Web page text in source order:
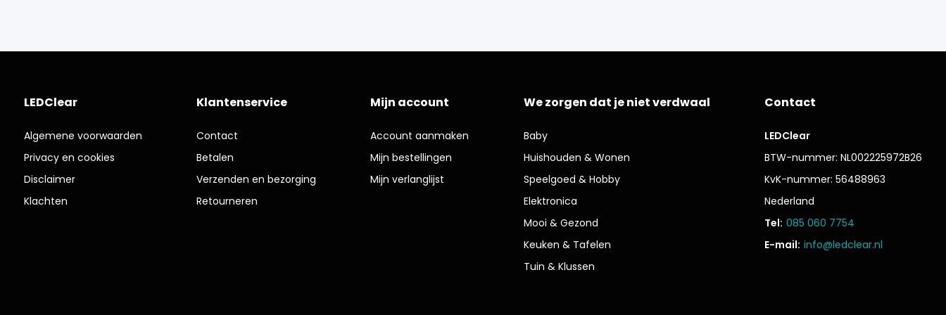
LEDClear
Algemene voorwaarden
Privacy en cookies
Disclaimer
Klachten
Klantenservice
Contact
Betalen
Verzenden en bezorging
Retourneren
Mijn account
Account aanmaken
Mijn bestellingen
Mijn verlanglijst
We zorgen dat je niet verdwaal
Baby
Huishouden & Wonen
Speelgoed & Hobby
Elektronica
Mooi & Gezond
Keuken & Tafelen
Tuin & Klussen
Contact
LEDClear
BTW-nummer: NL002225972B26
KvK-nummer: 56488963
Nederland
Tel: 085 060 7754
E-mail: info@ledclear.nl